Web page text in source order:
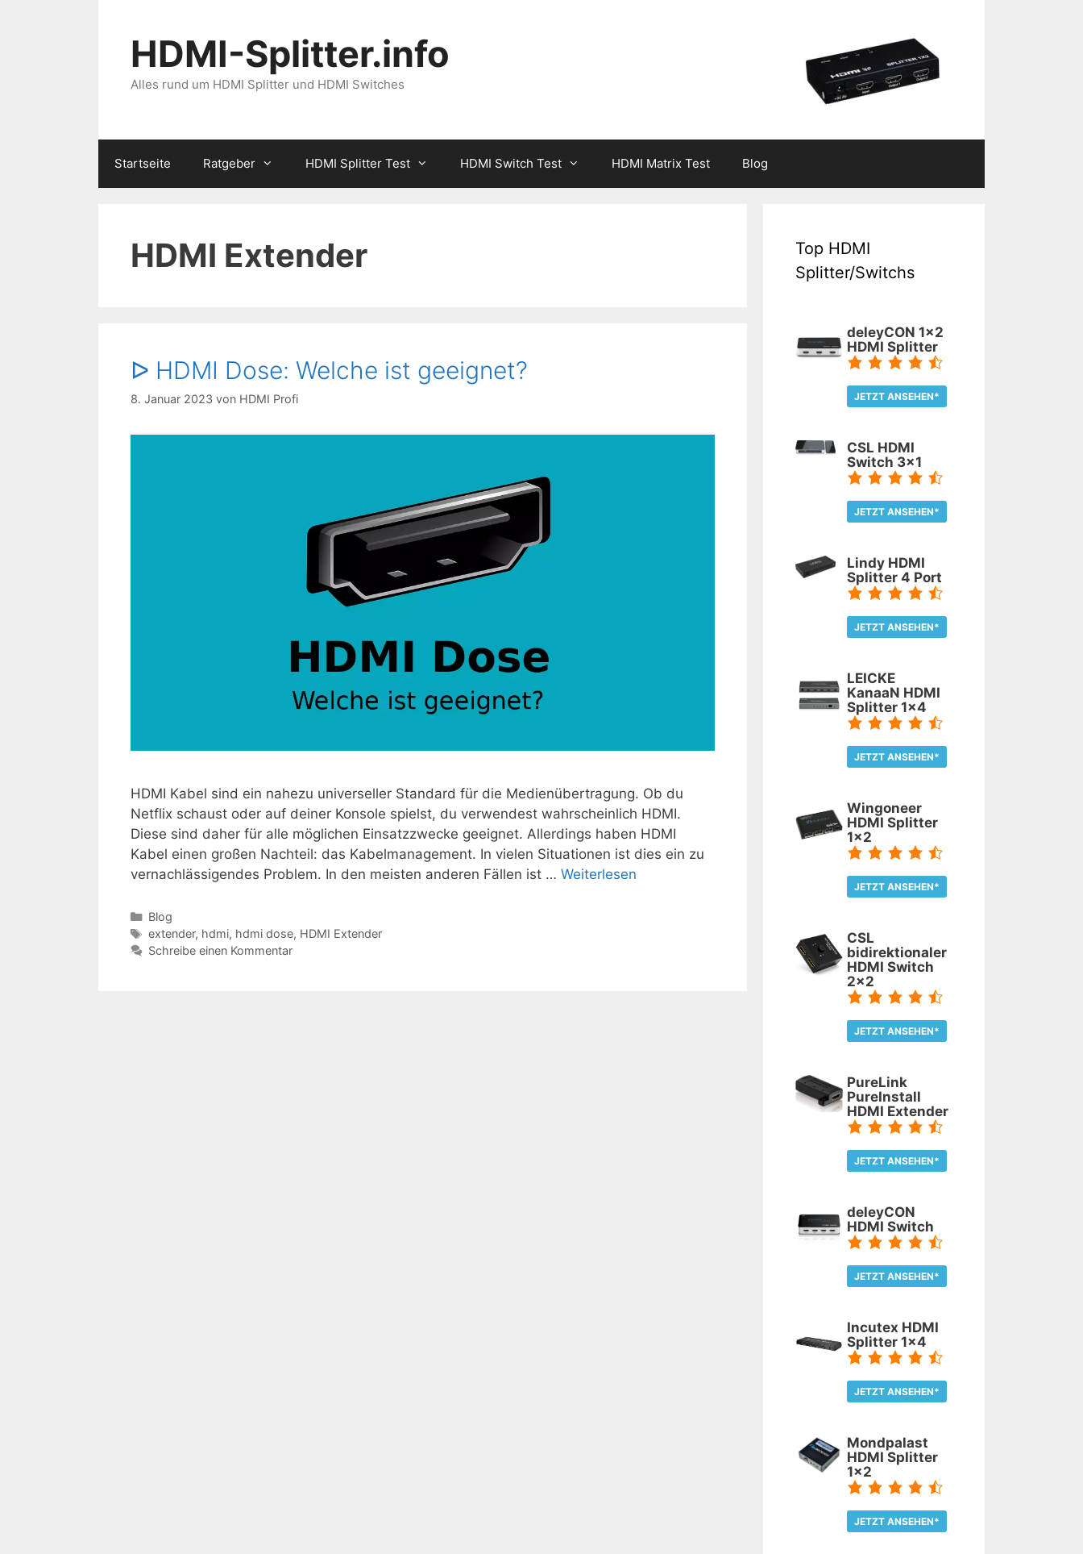
HDMI-Splitter.info
Alles rund um HDMI Splitter und HDMI Switches
Startseite Ratgeber HDMI Splitter Test HDMI Switch Test HDMI Matrix Test Blog
HDMI Extender
ᐅ HDMI Dose: Welche ist geeignet?
8. Januar 2023 von HDMI Profi
HDMI Kabel sind ein nahezu universeller Standard für die Medienübertragung. Ob du
Netflix schaust oder auf deiner Konsole spielst, du verwendest wahrscheinlich HDMI.
Diese sind daher für alle möglichen Einsatzzwecke geeignet. Allerdings haben HDMI
Kabel einen großen Nachteil: das Kabelmanagement. In vielen Situationen ist dies ein zu
vernachlässigendes Problem. In den meisten anderen Fällen ist … Weiterlesen
Kategorien
Blog
Schlagwörter
extender, hdmi, hdmi dose, HDMI Extender
Schreibe einen Kommentar
Top HDMI
Splitter/Switchs
deleyCON 1x2
HDMI Splitter
JETZT ANSEHEN*
CSL HDMI
Switch 3x1
JETZT ANSEHEN*
Lindy HDMI
Splitter 4 Port
JETZT ANSEHEN*
LEICKE
KanaaN HDMI
Splitter 1x4
JETZT ANSEHEN*
Wingoneer
HDMI Splitter
1x2
JETZT ANSEHEN*
CSL
bidirektionaler
HDMI Switch
2x2
JETZT ANSEHEN*
PureLink
PureInstall
HDMI Extender
JETZT ANSEHEN*
deleyCON
HDMI Switch
JETZT ANSEHEN*
Incutex HDMI
Splitter 1x4
JETZT ANSEHEN*
Mondpalast
HDMI Splitter
1x2
JETZT ANSEHEN*